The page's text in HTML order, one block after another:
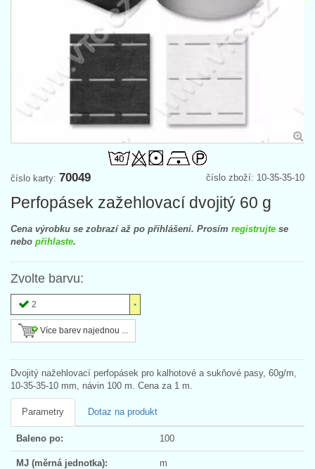
číslo zboží: 10-35-35-10
číslo karty: 70049
Perfopásek zažehlovací dvojitý 60 g
Cena výrobku se zobrazí až po přihlášení. Prosím registrujte se
nebo přihlaste.
Zvolte barvu:
2
Více barev najednou ...
Dvojitý nažehlovací perfopásek pro kalhotové a sukňové pasy, 60g/m,
10-35-35-10 mm, návin 100 m. Cena za 1 m.
Parametry Dotaz na produkt
Baleno po: 100
MJ (měrná jednotka): m